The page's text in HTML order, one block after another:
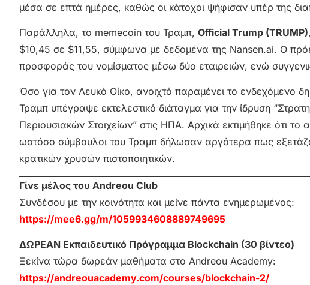
μέσα σε επτά ημέρες, καθώς οι κάτοχοι ψήφισαν υπέρ της
Παράλληλα, το memecoin του Τραμπ, Official Trump (TRUMP)
$10,45 σε $11,55, σύμφωνα με δεδομένα της Nansen.ai. Ο
προσφοράς του νομίσματος μέσω δύο εταιρειών, ενώ
Όσο για τον Λευκό Οίκο, ανοιχτό παραμένει το ενδεχόμενο
Τραμπ υπέγραψε εκτελεστικό διάταγμα για την ίδρυση
Περιουσιακών Στοιχείων” στις ΗΠΑ. Αρχικά εκτιμήθηκε ότι
ωστόσο σύμβουλοι του Τραμπ δήλωσαν αργότερα πως
κρατικών χρυσών πιστοποιητικών.
Γίνε μέλος του Andreou Club
Συνδέσου με την κοινότητα και μείνε πάντα ενημερωμένος:
https://mee6.gg/m/1059934608889749695
ΔΩΡΕΑΝ Εκπαιδευτικό Πρόγραμμα Blockchain (30 βίντεο)
Ξεκίνα τώρα δωρεάν μαθήματα στο Andreou Academy:
https://andreouacademy.com/courses/blockchain-2/